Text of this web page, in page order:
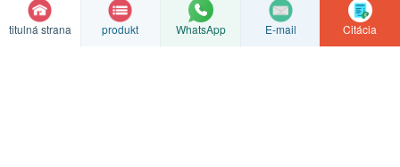
titulná strana produkt E-mail
WhatsApp Citácia